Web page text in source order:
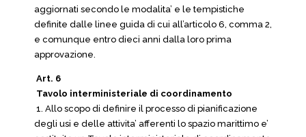
aggiornati secondo le modalita’ e le tempistiche
definite dalle linee guida di cui all’articolo 6, comma 2,
e comunque entro dieci anni dalla loro prima
approvazione.
Art. 6
Tavolo interministeriale di coordinamento
1. Allo scopo di definire il processo di pianificazione
degli usi e delle attivita’ afferenti lo spazio marittimo e’